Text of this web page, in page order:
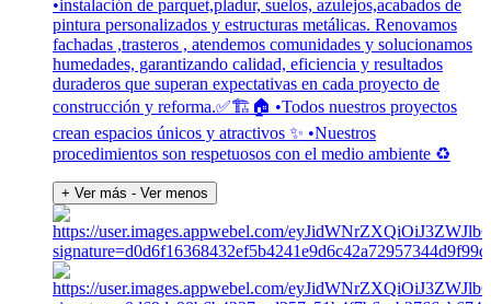
•instalación de parquet,pladur, suelos, azulejos,acabados de
pintura personalizados y estructuras metálicas. Renovamos
fachadas ,trasteros , atendemos comunidades y solucionamos
humedades, garantizando calidad, eficiencia y resultados
duraderos que superan expectativas en cada proyecto de
construcción y reforma.✅🏗️🏠 •Todos nuestros proyectos
crean espacios únicos y atractivos ✨ •Nuestros
procedimientos son respetuosos con el medio ambiente ♻️
+ Ver más - Ver menos